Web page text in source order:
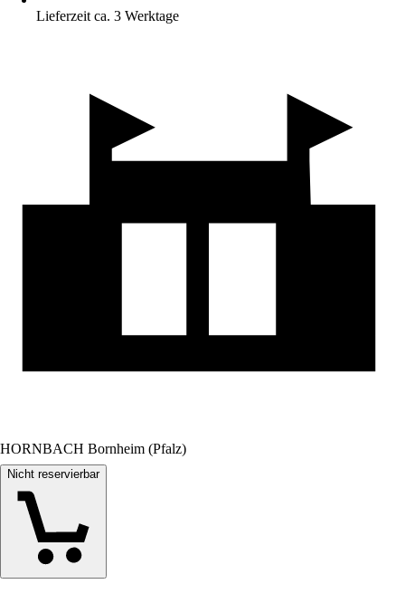
Lieferzeit ca. 3 Werktage
HORNBACH Bornheim (Pfalz)
Nicht reservierbar